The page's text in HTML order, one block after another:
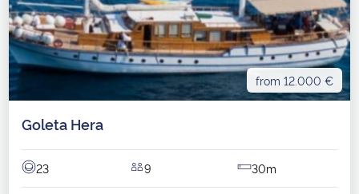
from 12.000 €
Goleta Hera
23 9 30m